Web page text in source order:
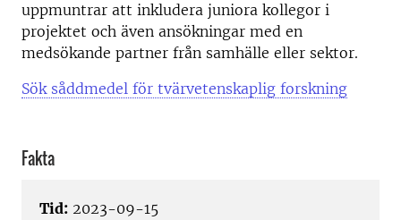
uppmuntrar att inkludera juniora kollegor i
projektet och även ansökningar med en
medsökande partner från samhälle eller sektor.
Sök såddmedel för tvärvetenskaplig forskning
Fakta
Tid: 2023-09-15